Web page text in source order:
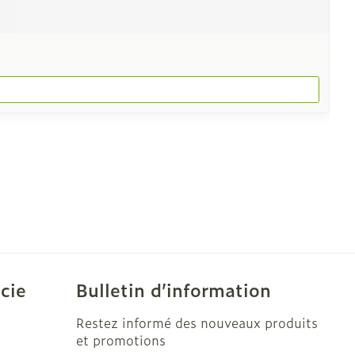
Bulletin d’information
Restez informé des nouveaux produits
et promotions